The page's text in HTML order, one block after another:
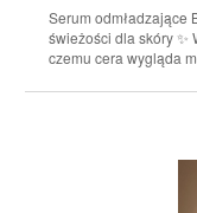
Serum odmładzające
świeżości dla skóry ✨
czemu cera wygląda